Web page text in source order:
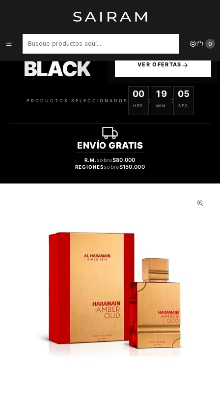
0
PERFUME AL HARAMAIN AMBER OUD RUBY EDITION HOMBRE EDP
BLACK VER OFERTAS
PRODUCTOS SELECCIONADOS
00
HRS
:
19
MIN
:
04
SEG
ENVÍO GRATIS
R.M.sobre$80.000
REGIONESsobre$150.000